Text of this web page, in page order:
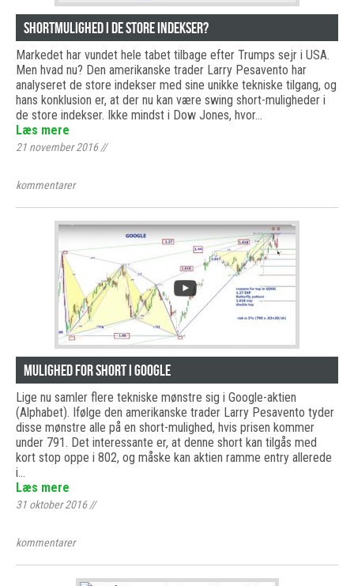
Shortmulighed i de store indekser?
Markedet har vundet hele tabet tilbage efter Trumps sejr i USA.
Men hvad nu? Den amerikanske trader Larry Pesavento har
analyseret de store indekser med sine unikke tekniske tilgang, og
hans konklusion er, at der nu kan være swing short-muligheder i
de store indekser. Ikke mindst i Dow Jones, hvor…
Læs mere
21 november 2016//
kommentarer
Mulighed for short i Google
Lige nu samler flere tekniske mønstre sig i Google-aktien
(Alphabet). Ifølge den amerikanske trader Larry Pesavento tyder
disse mønstre alle på en short-mulighed, hvis prisen kommer
under 791. Det interessante er, at denne short kan tilgås med
kort stop oppe i 802, og måske kan aktien ramme entry allerede
i…
Læs mere
31 oktober 2016//
kommentarer